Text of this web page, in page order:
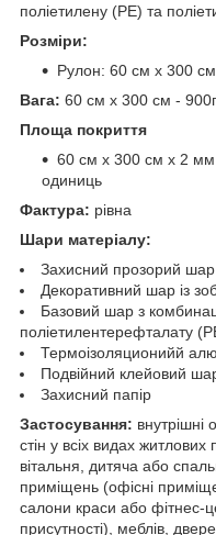
поліетилену (PE) та
Розміри:
Рулон: 60 см х 300
Вага: 60 см х 300 см - 900г
Площа покриття
60 см х 300 см х 2 мм
одиниць
Фактура: рівна
Шари матеріалу:
Захисний прозорий шар
Декоративний шар із
Базовий шар з
поліетилентерефталату
Термоізоляционийй
Подвійний клейовий
Захисний папір
Застосування: внутрішні
стін у всіх видах
вітальня, дитяча або
приміщень (офісні
салони краси або фітнес-
присутності), меблів,